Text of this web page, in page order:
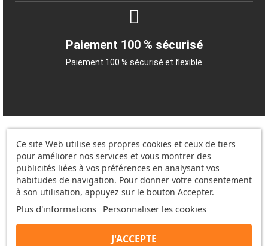
Paiement 100 % sécurisé
Paiement 100 % sécurisé et flexible
Ce site Web utilise ses propres cookies et ceux de tiers
pour améliorer nos services et vous montrer des
publicités liées à vos préférences en analysant vos
habitudes de navigation. Pour donner votre consentement
à son utilisation, appuyez sur le bouton Accepter.
Plus d'informations Personnaliser les cookies
J'ACCEPTE
Information
Annexe pour les produits personnalisés